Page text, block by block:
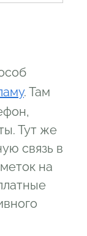
. Там
Тут же
связь в
на